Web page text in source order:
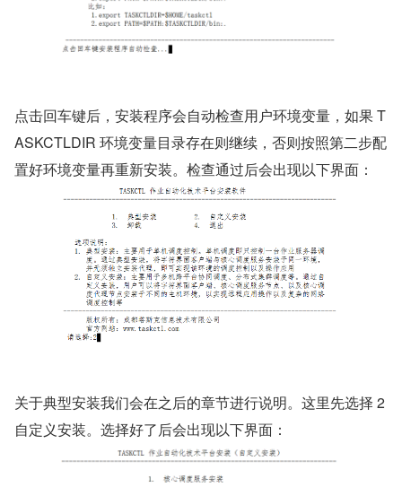
点击回车键后，安装程序会自动检查用户环境变量，如果 T
ASKCTLDIR 环境变量目录存在则继续，否则按照第二步配
置好环境变量再重新安装。检查通过后会出现以下界面：
关于典型安装我们会在之后的章节进行说明。这里先选择 2
自定义安装。选择好了后会出现以下界面：